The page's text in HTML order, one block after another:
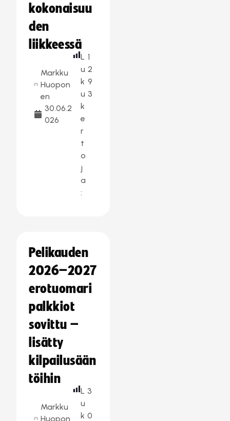
kokonaisuu
den
liikkeessä
Markku
Huopon
en
30.06.2
026
L
u
k
u
k
e
r
t
o
j
a
:
1
2
9
3
Pelikauden
2026–2027
erotuomari
palkkiot
sovittu –
lisätty
kilpailusään
töihin
Markku
Huopon
L
u
k
3
0